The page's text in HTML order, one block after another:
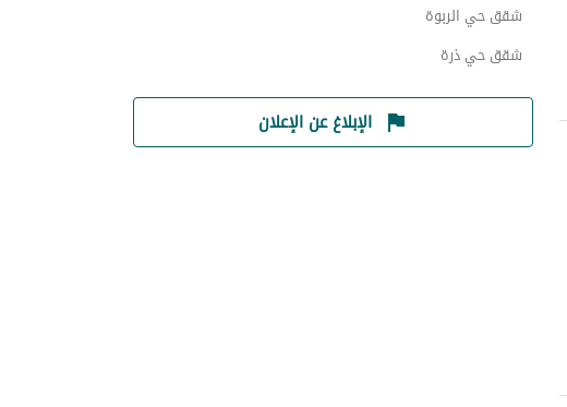
شقق حي الربوة
شقق حي ذرة
الإبلاغ عن الإعلان